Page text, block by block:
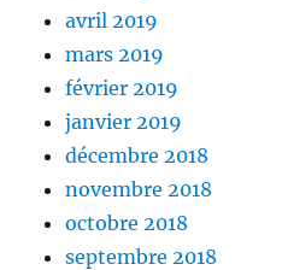
avril 2019
mars 2019
février 2019
janvier 2019
décembre 2018
novembre 2018
octobre 2018
septembre 2018